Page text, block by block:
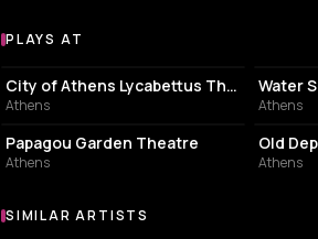
Venues where Marseaux plays
PLAYS AT
PERFORMING ARTS THEATER
City of Athens Lycabettus Theater
Athens
Water
Athens
PERFORMING ARTS THEATER
Papagou Garden Theatre
Athens
EVENT
Old
Athens
Similar Artists
SIMILAR ARTISTS